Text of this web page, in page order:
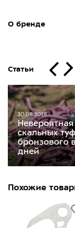
О бренде
Статьи
30.08.2018
скальных
бронзового
дней
Похожие